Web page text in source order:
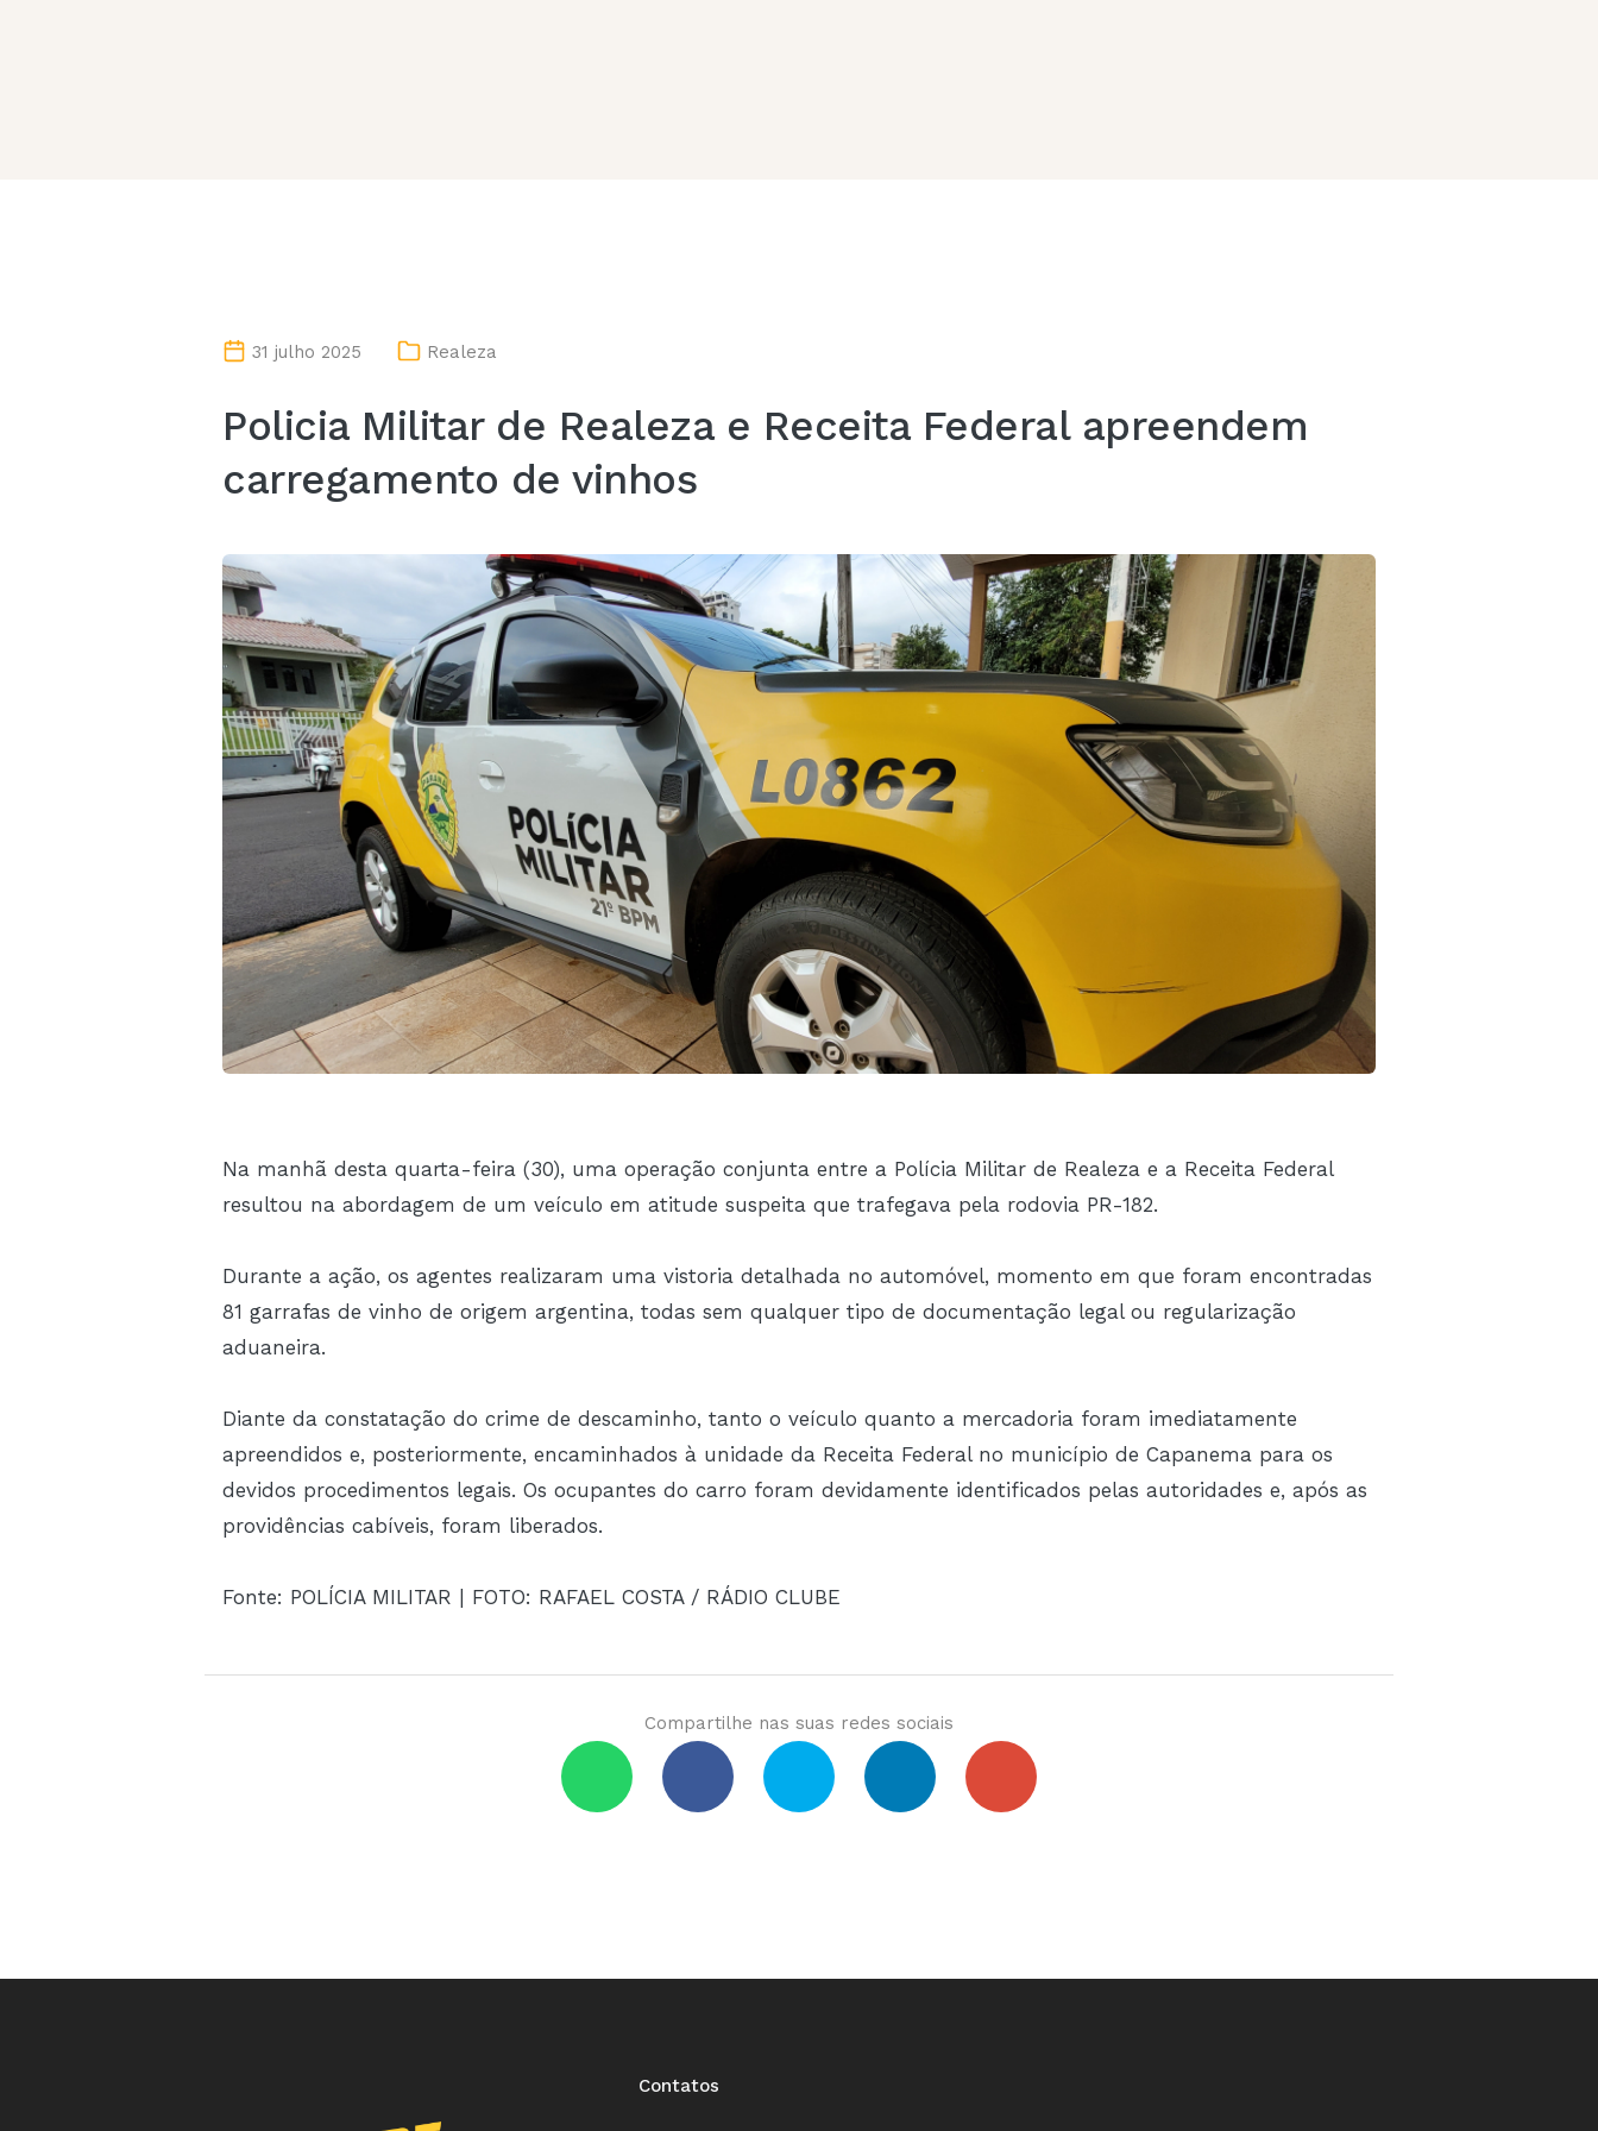
31 julho 2025 Realeza
Policia Militar de Realeza e Receita Federal apreendem
carregamento de vinhos
Na manhã desta quarta-feira (30), uma operação conjunta entre a Polícia Militar de Realeza e a Receita Federal
resultou na abordagem de um veículo em atitude suspeita que trafegava pela rodovia PR-182.
Durante a ação, os agentes realizaram uma vistoria detalhada no automóvel, momento em que foram encontradas
81 garrafas de vinho de origem argentina, todas sem qualquer tipo de documentação legal ou regularização
aduaneira.
Diante da constatação do crime de descaminho, tanto o veículo quanto a mercadoria foram imediatamente
apreendidos e, posteriormente, encaminhados à unidade da Receita Federal no município de Capanema para os
devidos procedimentos legais. Os ocupantes do carro foram devidamente identificados pelas autoridades e, após as
providências cabíveis, foram liberados.
Fonte: POLÍCIA MILITAR | FOTO: RAFAEL COSTA / RÁDIO CLUBE
Compartilhe nas suas redes sociais
Contatos